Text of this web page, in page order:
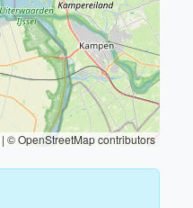
| © OpenStreetMap contributors